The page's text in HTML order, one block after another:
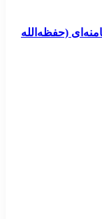
(حفظه‌الله